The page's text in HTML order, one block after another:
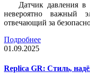
Датчик давления
невероятно важный
отвечающий за
Подробнее
01.09.2025
Replica GR: Стиль,